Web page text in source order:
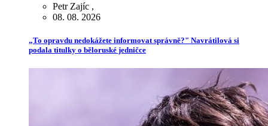
Petr Zajíc ,
08. 08. 2026
„To opravdu nedokážete informovat správně?" Navrátilová si
podala titulky o běloruské jedničce